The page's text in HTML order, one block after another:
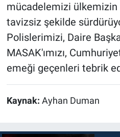
mücadelemizi ülkemizin
tavizsiz şekilde
Polislerimizi, Daire
MASAK'ımızı,
emeği geçenleri tebrik
Kaynak: Ayhan Duman